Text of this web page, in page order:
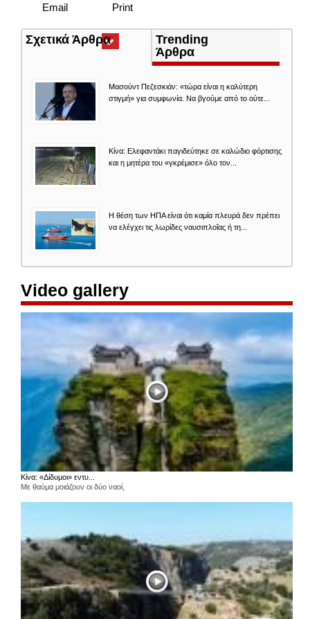
Print
Email
Σχετικά Άρθρα(ενεργή
καρτέλα)
Trending
Άρθρα
Μασούντ Πεζεσκιάν: «τώρα είναι η καλύτερη
στιγμή» για συμφωνία. Να βγούμε από το ούτε...
Κίνα: Ελεφαντάκι παγιδεύτηκε σε καλώδιο φόρτισης
και η μητέρα του «γκρέμισε» όλο τον...
Η θέση των ΗΠΑ είναι ότι καμία πλευρά δεν πρέπει
να ελέγχει τις λωρίδες ναυσιπλοΐας ή τη...
Video gallery
Κίνα: «Δίδυμοι» εντυ...
Με θαύμα μοιάζουν οι δύο ναοί,